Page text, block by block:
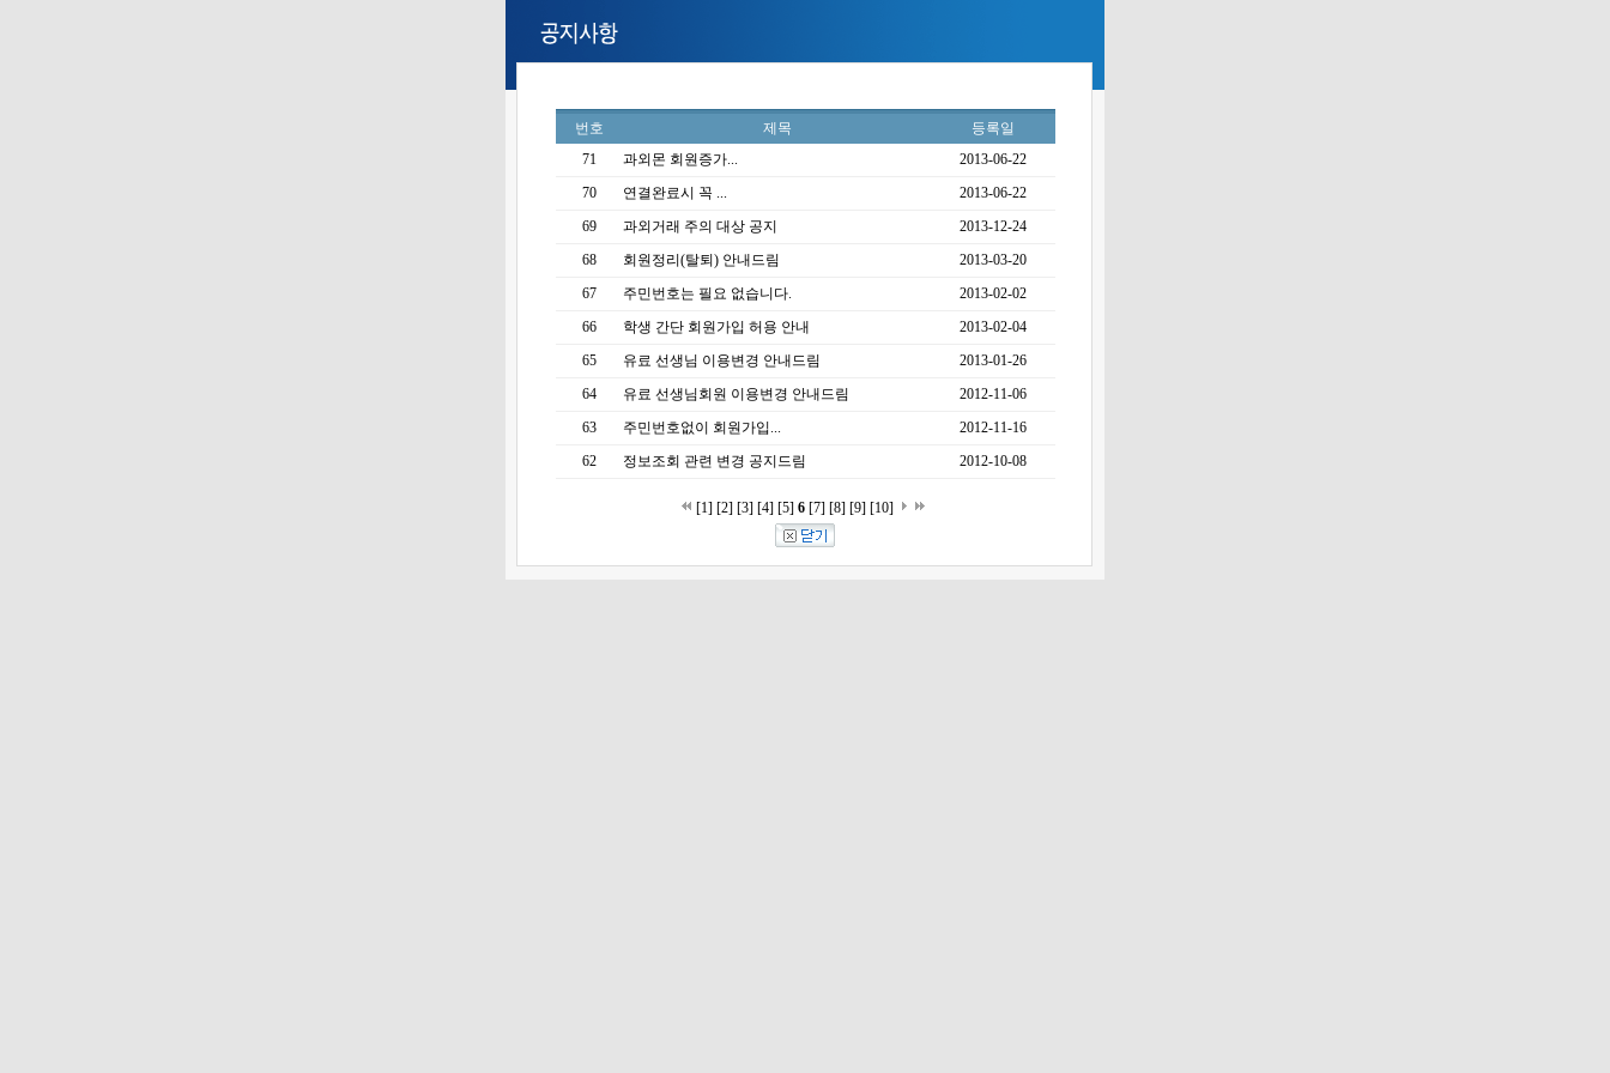
번호 제목
등록일
71
과외몬 회원증가...
2013-06-22
70
연결완료시 꼭 ...
2013-06-22
69
과외거래 주의 대상 공지
2013-12-24
68
회원정리(탈퇴) 안내드림
2013-03-20
67
주민번호는 필요 없습니다.
2013-02-02
66
학생 간단 회원가입 허용 안내
2013-02-04
65
유료 선생님 이용변경 안내드림
2013-01-26
64
유료 선생님회원 이용변경 안내드림
2012-11-06
63
주민번호없이 회원가입...
2012-11-16
62
정보조회 관련 변경 공지드림 2012-10-08
[1] [2] [3] [4] [5] 6 [7] [8] [9] [10]